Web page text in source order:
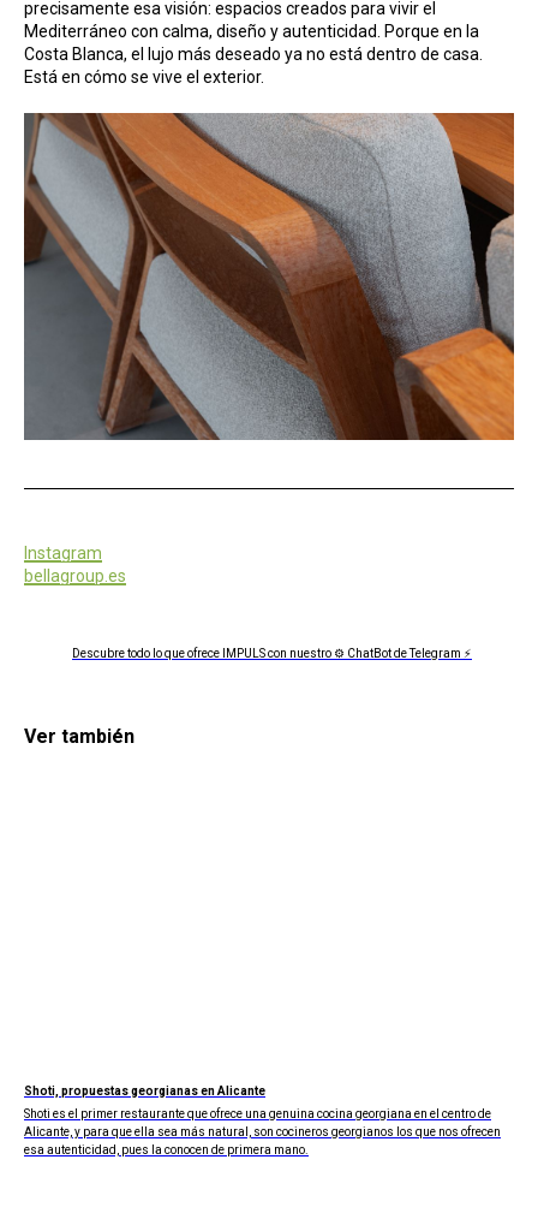
precisamente esa visión: espacios creados para vivir el
Mediterráneo con calma, diseño y autenticidad. Porque en la
Costa Blanca, el lujo más deseado ya no está dentro de casa.
Está en cómo se vive el exterior.
Instagram
bellagroup.es
Descubre todo lo que ofrece IMPULS con nuestro ⚙ ChatBot de Telegram ⚡
Ver también
Shoti, propuestas georgianas en Alicante
Shoti es el primer restaurante que ofrece una genuina cocina georgiana en el centro de
Alicante, y para que ella sea más natural, son cocineros georgianos los que nos ofrecen
esa autenticidad, pues la conocen de primera mano.